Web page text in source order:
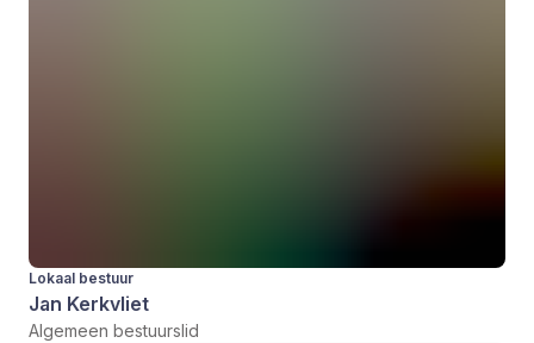
Lokaal bestuur
Jan Kerkvliet
Algemeen bestuurslid